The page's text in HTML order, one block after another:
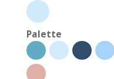
Palette